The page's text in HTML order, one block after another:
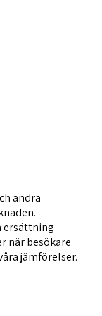
andra
ersättning
när besökare
jämförelser.